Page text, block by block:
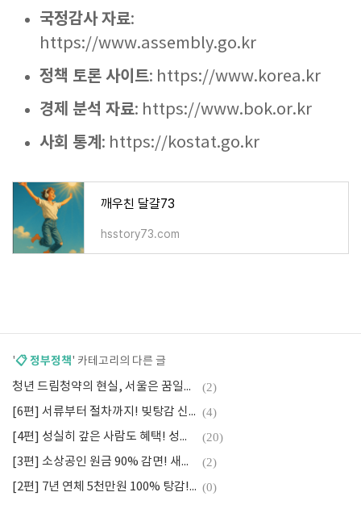
국정감사 자료:
https://www.assembly.go.kr
정책 토론 사이트: https://www.korea.kr
경제 분석 자료: https://www.bok.or.kr
사회 통계 : https://kostat.go.kr
깨우친 달걀73
hsstory73.com
'📋 정부정책' 카테고리의 다른 글
청년 드림청약의 현실, 서울은 꿈일까? (2)
[6편] 서류부터 절차까지! 빚탕감 신청 완벽가이드 (4)
[4편] 성실히 갚은 사람도 혜택! 성실상환자 지원프로그램 (20)
[3편] 소상공인 원금 90% 감면! 새출발기금 완전정복 (2)
[2편] 7년 연체 5천만원 100% 탕감! 신청조건 (배드뱅크) (0)